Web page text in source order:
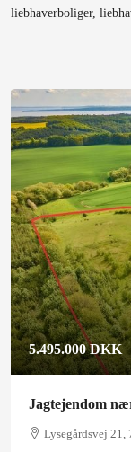
liebhaverboliger,
5.495.000 DKK
Jagtejendom
Lysegårdsvej 21,